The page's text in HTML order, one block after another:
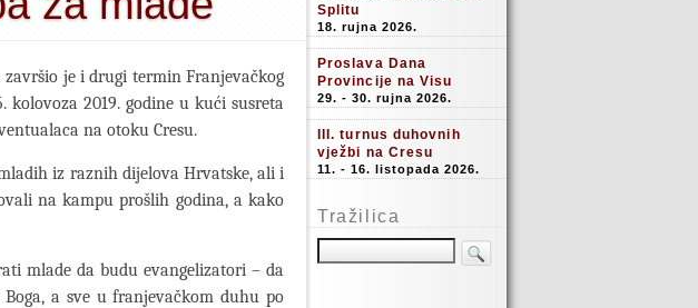
je i drugi termin Franjevačkog
2019. godine u kući susreta
na otoku Cresu.
iz raznih dijelova Hrvatske, ali i
na kampu prošlih godina, a kako
mlade da budu evangelizatori – da
a sve u franjevačkom duhu po
Splitu
18. rujna 2026.
Proslava Dana
Provincije na Visu
29. - 30. rujna 2026.
III. turnus duhovnih
vježbi na Cresu
11. - 16. listopada 2026.
Tražilica